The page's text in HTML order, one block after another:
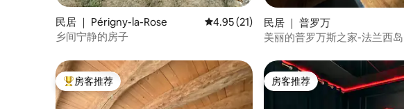
民居 ｜ Périgny-la-Rose 平均评分 4.95 分（满分 5 分），共 21 条评价
4.95 (21)
乡间宁静的房子
民居 ｜ 普罗万
美丽的普罗万斯之家-法兰西岛
热门「房客推荐」
房客推荐 房客推荐
房客推荐